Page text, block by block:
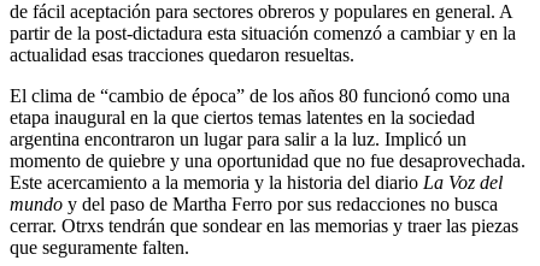
de fácil aceptación para sectores obreros y populares en general. A
partir de la post-dictadura esta situación comenzó a cambiar y en la
actualidad esas tracciones quedaron resueltas.
El clima de “cambio de época” de los años 80 funcionó como una
etapa inaugural en la que ciertos temas latentes en la sociedad
argentina encontraron un lugar para salir a la luz. Implicó un
momento de quiebre y una oportunidad que no fue desaprovechada.
Este acercamiento a la memoria y la historia del diario La Voz del
mundo y del paso de Martha Ferro por sus redacciones no busca
cerrar. Otrxs tendrán que sondear en las memorias y traer las piezas
que seguramente falten.